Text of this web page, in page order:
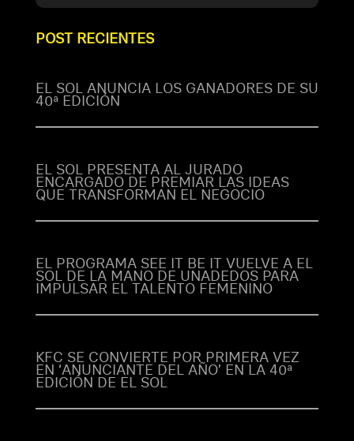
POST RECIENTES
EL SOL ANUNCIA LOS GANADORES DE SU
40ª EDICIÓN
EL SOL PRESENTA AL JURADO
ENCARGADO DE PREMIAR LAS IDEAS
QUE TRANSFORMAN EL NEGOCIO
EL PROGRAMA SEE IT BE IT VUELVE A EL
SOL DE LA MANO DE UNADEDOS PARA
IMPULSAR EL TALENTO FEMENINO
KFC SE CONVIERTE POR PRIMERA VEZ
EN ‘ANUNCIANTE DEL AÑO’ EN LA 40ª
EDICIÓN DE EL SOL